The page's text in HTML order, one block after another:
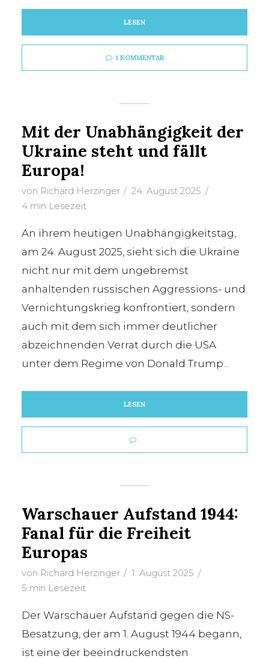
LESEN
1 KOMMENTAR
Mit der Unabhängigkeit der
Ukraine steht und fällt
Europa!
von Richard Herzinger
24. August 2025
4 min Lesezeit
An ihrem heutigen Unabhängigkeitstag,
am 24. August 2025, sieht sich die Ukraine
nicht nur mit dem ungebremst
anhaltenden russischen Aggressions- und
Vernichtungskrieg konfrontiert, sondern
auch mit dem sich immer deutlicher
abzeichnenden Verrat durch die USA
unter dem Regime von Donald Trump...
LESEN
Warschauer Aufstand 1944:
Fanal für die Freiheit
Europas
von Richard Herzinger
1. August 2025
5 min Lesezeit
Der Warschauer Aufstand gegen die NS-
Besatzung, der am 1. August 1944 begann,
ist eine der beeindruckendsten